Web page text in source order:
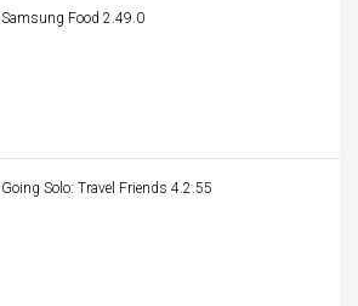
Samsung Food 2.49.0
Going Solo: Travel Friends 4.2.55